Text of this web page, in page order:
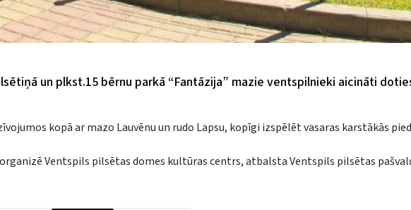
un plkst.15 bērnu parkā “Fantāzija” mazie ventspilnieki aicināti
kopā ar mazo Lauvēnu un rudo Lapsu, kopīgi izspēlēt vasaras karstākās
Ventspils pilsētas domes kultūras centrs, atbalsta Ventspils pilsētas